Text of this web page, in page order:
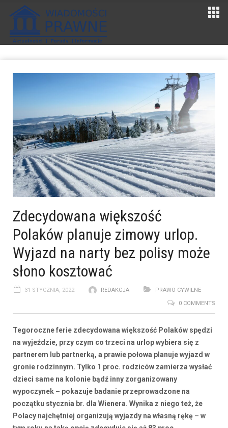
Zdecydowana większość
Polaków planuje zimowy urlop.
Wyjazd na narty bez polisy może
słono kosztować
31 STYCZNIA, 2022 REDAKCJA
PRAWO CYWILNE
0 COMMENTS
Tegoroczne ferie zdecydowana większość Polaków spędzi
na wyjeździe, przy czym co trzeci na urlop wybiera się z
partnerem lub partnerką, a prawie połowa planuje wyjazd w
gronie rodzinnym. Tylko 1 proc. rodziców zamierza wysłać
dzieci same na kolonie bądź inny zorganizowany
wypoczynek – pokazuje badanie przeprowadzone na
początku stycznia br. dla Wienera. Wynika z niego też, że
Polacy najchętniej organizują wyjazdy na własną rękę – w